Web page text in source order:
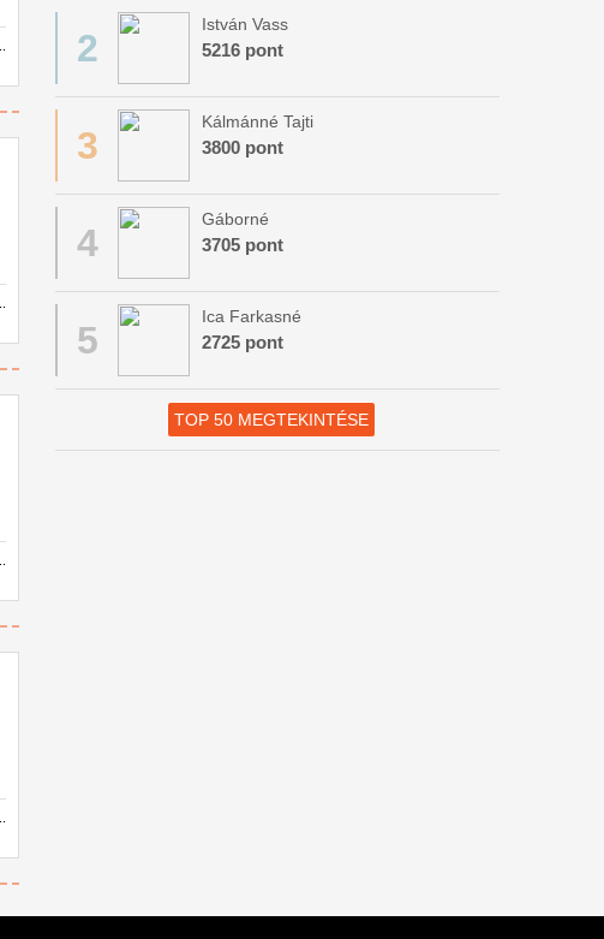
2
István Vass
5216 pont
3
Kálmánné Tajti
3800 pont
4
Gáborné
3705 pont
5
Ica Farkasné
2725 pont
TOP 50 MEGTEKINTÉSE